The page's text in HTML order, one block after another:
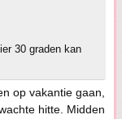
30 graden kan
op vakantie gaan,
hitte. Midden